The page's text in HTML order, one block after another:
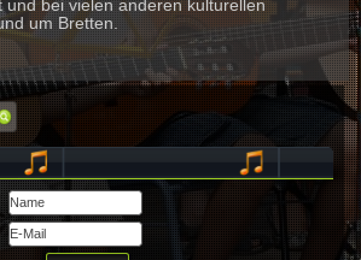
mal monatlich nach Bekanntgabe
der MMS-Bretten, auf dem
und bei vielen anderen kulturellen
und um Bretten.